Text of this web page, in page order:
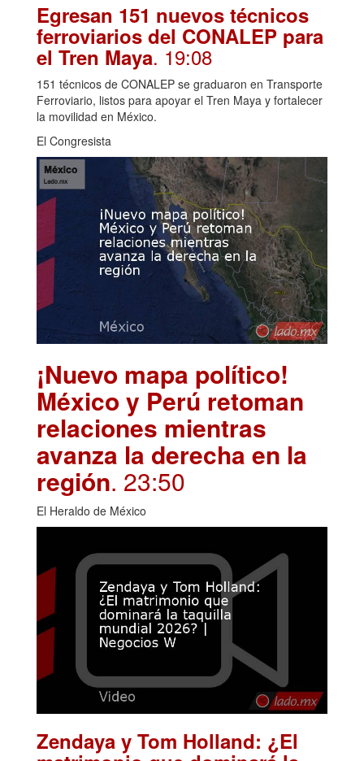
Egresan 151 nuevos técnicos
ferroviarios del CONALEP para
el Tren Maya. 19:08
151 técnicos de CONALEP se graduaron en Transporte
Ferroviario, listos para apoyar el Tren Maya y fortalecer
la movilidad en México.
El Congresista
¡Nuevo mapa político!
México y Perú retoman
relaciones mientras
avanza la derecha en la
región. 23:50
El Heraldo de México
Zendaya y Tom Holland: ¿El